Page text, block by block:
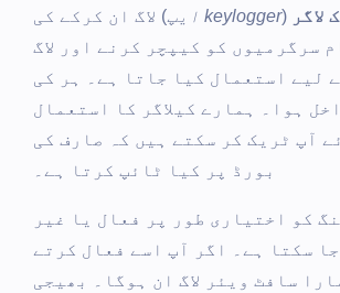
لاگر (keylogger ایپ
) لاگ ان کرکے کی
سرگرمیوں کو کیپچر کرنے اور لاگ
لیے استعمال کیا جاتا ہے۔ ہر کی
ہوا۔ ہمارے کیلاگر کا استعمال
آپ ٹریک کر سکتے ہیں کہ صارف کی
بورڈ پر کیا ٹائپ کرتا ہے۔
کو اختیاری طور پر فعال یا غیر
سکتا ہے۔ اگر آپ اسے فعال کرتے
سافٹ ویئر لاگ ان ہوگا۔ بھیجی